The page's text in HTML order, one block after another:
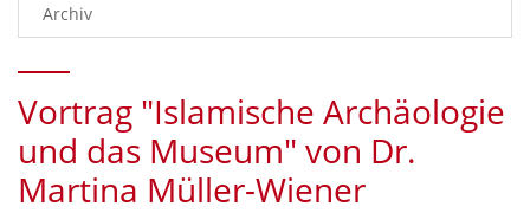
Archiv
Vortrag "Islamische Archäologie
und das Museum" von Dr.
Martina Müller-Wiener